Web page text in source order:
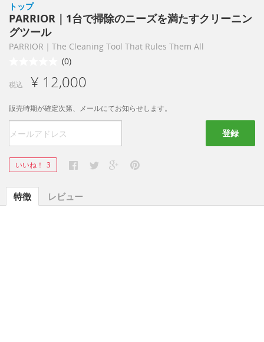
トップ
PARRIOR｜1台で掃除のニーズを満たすクリーニン
グツール
PARRIOR｜The Cleaning Tool That Rules Them All
(0)
税込 ¥ 12,000
販売時期が確定次第、メールにてお知らせします。
登録
いいね！ 3
特徴 レビュー